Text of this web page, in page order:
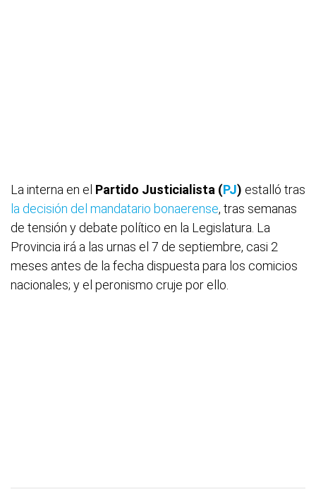
La interna en el Partido Justicialista (PJ) estalló tras
la decisión del mandatario bonaerense, tras semanas
de tensión y debate político en la Legislatura. La
Provincia irá a las urnas el 7 de septiembre, casi 2
meses antes de la fecha dispuesta para los comicios
nacionales; y el peronismo cruje por ello.